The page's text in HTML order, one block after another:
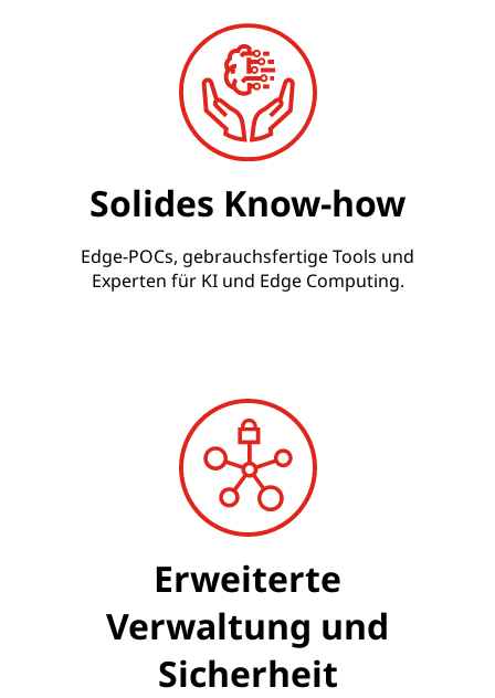
Solides Know-how
Edge-POCs, gebrauchsfertige Tools und
Experten für KI und Edge Computing.
Erweiterte
Verwaltung und
Sicherheit